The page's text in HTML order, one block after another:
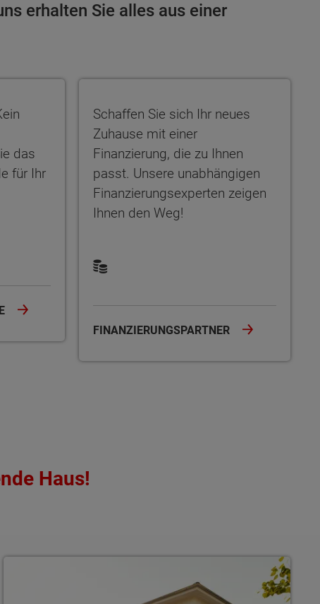
erhalten Sie alles aus einer
das
für Ihr
Schaffen Sie sich Ihr neues
Zuhause mit einer
Finanzierung, die zu Ihnen
passt. Unsere unabhängigen
Finanzierungsexperten zeigen
Ihnen den Weg!
FINANZIERUNGSPARTNER
Haus!